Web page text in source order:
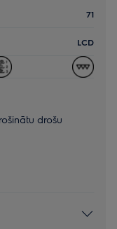
71
LCD
drošu